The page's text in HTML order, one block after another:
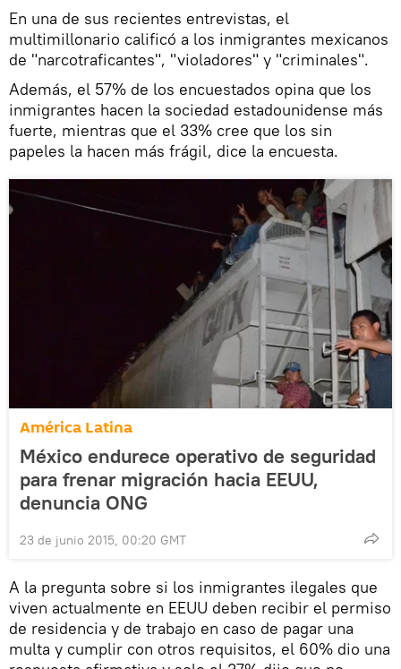
En una de sus recientes entrevistas, el
multimillonario calificó a los inmigrantes mexicanos
de "narcotraficantes", "violadores" y "criminales".
Además, el 57% de los encuestados opina que los
inmigrantes hacen la sociedad estadounidense más
fuerte, mientras que el 33% cree que los sin
papeles la hacen más frágil, dice la encuesta.
América Latina
México endurece operativo de seguridad
para frenar migración hacia EEUU,
denuncia ONG
23 de junio 2015, 00:20 GMT
A la pregunta sobre si los inmigrantes ilegales que
viven actualmente en EEUU deben recibir el permiso
de residencia y de trabajo en caso de pagar una
multa y cumplir con otros requisitos, el 60% dio una